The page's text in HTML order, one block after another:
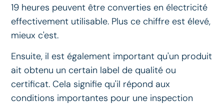
19 heures peuvent être converties en électricité
effectivement utilisable. Plus ce chiffre est élevé,
mieux c'est.
Ensuite, il est également important qu'un produit
ait obtenu un certain label de qualité ou
certificat. Cela signifie qu'il répond aux
conditions importantes pour une inspection